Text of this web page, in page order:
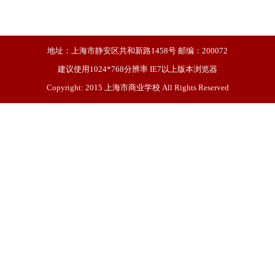
地址：上海市静安区共和新路1458号 邮编：200072
建议使用1024*768分辨率 IE7以上版本浏览器
Copyright: 2015 上海市商业学校 All Rights Reserved